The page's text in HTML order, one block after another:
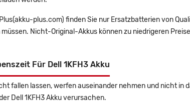
plus.com) finden Sie nur Ersatzbatterien von
Nicht-Original-Akkus können zu niedrigeren
Für Dell 1KFH3 Akku
fallen lassen, werfen auseinander nehmen und nicht in
Dell 1KFH3 Akku verursachen.